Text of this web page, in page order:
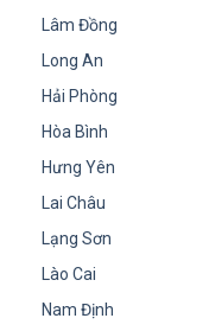
Lâm Đồng
Long An
Hải Phòng
Hòa Bình
Hưng Yên
Lai Châu
Lạng Sơn
Lào Cai
Nam Định